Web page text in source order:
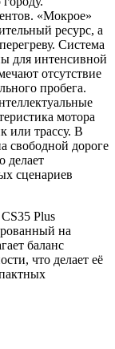
«Мокрое»
ресурс, а
Система
для интенсивной
отсутствие
пробега.
мотора
или трассу. В
свободной дороге
делает
сценариев
Plus
на
баланс
что делает её